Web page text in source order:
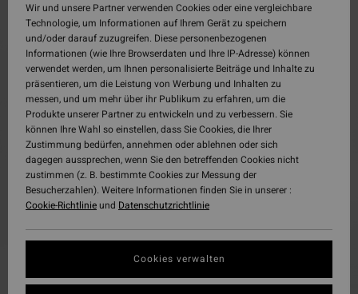
Wir und unsere Partner verwenden Cookies oder eine vergleichbare
Technologie, um Informationen auf Ihrem Gerät zu speichern
und/oder darauf zuzugreifen. Diese personenbezogenen
Informationen (wie Ihre Browserdaten und Ihre IP-Adresse) können
verwendet werden, um Ihnen personalisierte Beiträge und Inhalte zu
präsentieren, um die Leistung von Werbung und Inhalten zu
messen, und um mehr über ihr Publikum zu erfahren, um die
Produkte unserer Partner zu entwickeln und zu verbessern. Sie
können Ihre Wahl so einstellen, dass Sie Cookies, die Ihrer
Zustimmung bedürfen, annehmen oder ablehnen oder sich
dagegen aussprechen, wenn Sie den betreffenden Cookies nicht
zustimmen (z. B. bestimmte Cookies zur Messung der
Besucherzahlen). Weitere Informationen finden Sie in unserer :
Cookie-Richtlinieund Datenschutzrichtlinie
Cookies verwalten